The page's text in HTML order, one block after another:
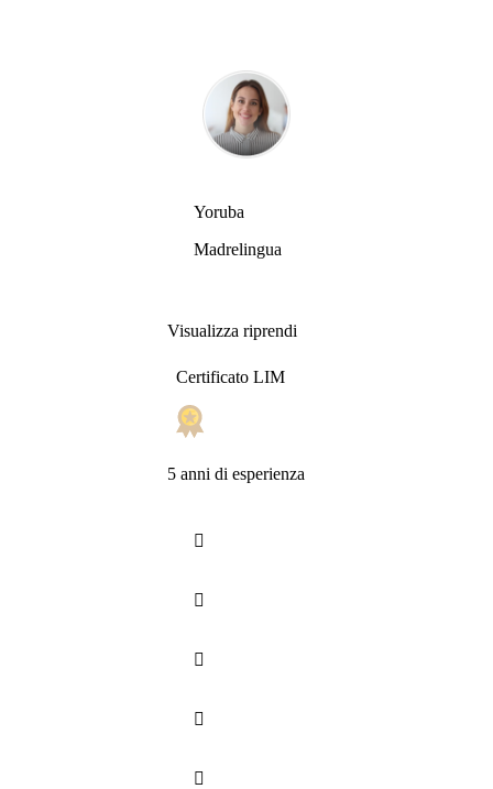
Yoruba
Madrelingua
Visualizza riprendi
Certificato LIM
5 anni di esperienza




